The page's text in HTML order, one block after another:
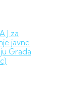
J za
javne
Grada